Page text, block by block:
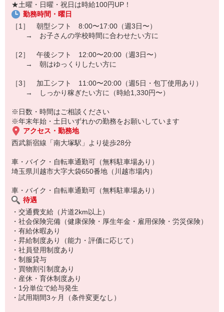
『未経験でも安心！簡単おしごと』
丁寧にお教えしますので、どなたも安心スタート。
初日〜1週間: 先輩スタッフがマンツーマンで作業手順を説明
2週目〜: 慣れた作業から少しずつ担当を広げていきます
★土曜・日曜・祝日は時給100円UP！
勤務時間・曜日
［1］ 朝型シフト 8:00〜17:00（週3日〜）
→ お子さんの学校時間に合わせたい方に
［2］ 午後シフト 12:00〜20:00（週3日〜）
→ 朝はゆっくりしたい方に
［3］ 加工シフト 11:00〜20:00（週5日・包丁使用あり）
→ しっかり稼ぎたい方に（時給1,330円〜）
※日数・時間はご相談ください
※年末年始・土日いずれかの勤務をお願いしています
アクセス・勤務地
西武新宿線「南大塚駅」より徒歩28分
車・バイク・自転車通勤可（無料駐車場あり）
埼玉県川越市大字大袋650番地（川越市場内）
車・バイク・自転車通勤可（無料駐車場あり）
待遇
・交通費支給（片道2km以上）
・社会保険完備（健康保険・厚生年金・雇用保険・労災保険）
・有給休暇あり
・昇給制度あり（能力・評価に応じて）
・社員登用制度あり
・制服貸与
・買物割引制度あり
・産休・育休制度あり
・1分単位で給与発生
・試用期間3ヶ月（条件変更なし）